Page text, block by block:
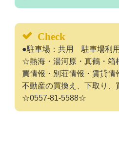
Check
●駐車場：共用 駐車場利
☆熱海・湯河原・真鶴・箱
買情報・別荘情報・賃貸
不動産の買換え、下取り、
☆0557-81-5588☆